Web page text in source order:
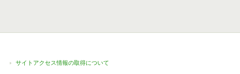
サイトアクセス情報の取得について